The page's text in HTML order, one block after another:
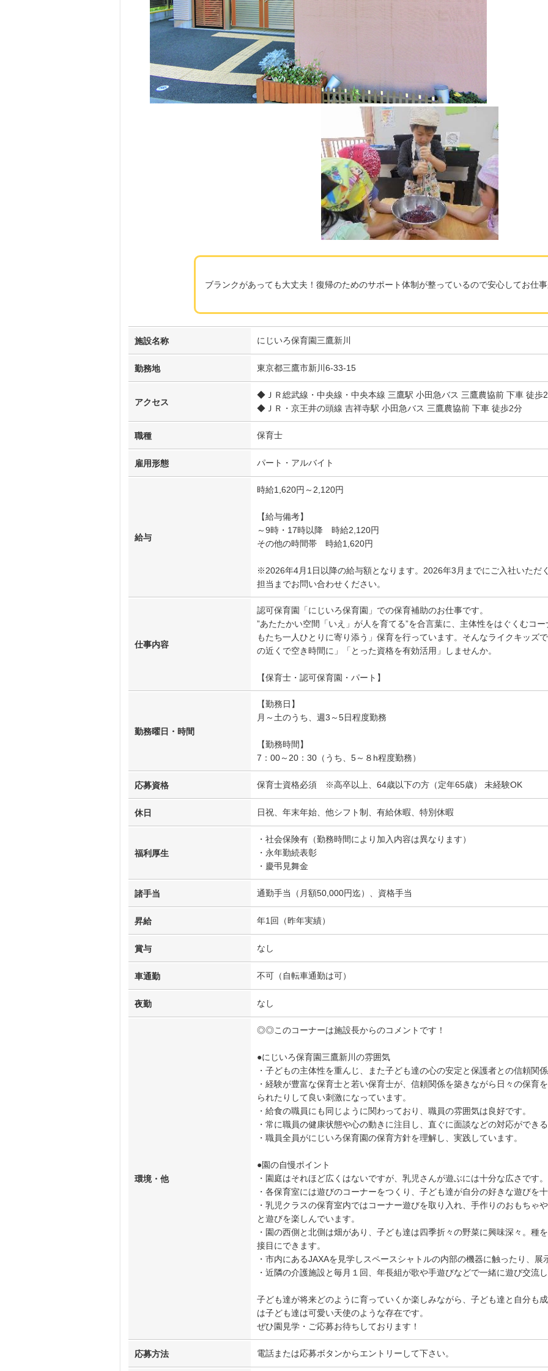
ブランクがあっても大丈夫！復帰のためのサポート体制が整っているので安心してお仕事
施設名称 にじいろ保育園三鷹新川
勤務地 東京都三鷹市新川6-33-15
アクセス
◆ＪＲ総武線・中央線・中央本線 三鷹駅 小田急バス 三鷹農協前 下車 徒歩
◆ＪＲ・京王井の頭線 吉祥寺駅 小田急バス 三鷹農協前 下車 徒歩2分
職種 保育士
雇用形態 パート・アルバイト
給与
時給1,620円～2,120円
【給与備考】
～9時・17時以降 時給2,120円
その他の時間帯 時給1,620円
※2026年4月1日以降の給与額となります。2026年3月までにご入社いただ
担当までお問い合わせください。
仕事内容
認可保育園「にじいろ保育園」での保育補助のお仕事です。
”あたたかい空間「いえ」が人を育てる”を合言葉に、主体性をはぐくむコ
もたち一人ひとりに寄り添う」保育を行っています。そんなライクキッズ
の近くで空き時間に」「とった資格を有効活用」しませんか。
【保育士・認可保育園・パート】
勤務曜日・時間
【勤務日】
月～土のうち、週3～5日程度勤務
【勤務時間】
7：00～20：30（うち、5～８h程度勤務）
応募資格 保育士資格必須 ※高卒以上、64歳以下の方（定年65歳） 未経験OK
休日 日祝、年末年始、他シフト制、有給休暇、特別休暇
福利厚生
・社会保険有（勤務時間により加入内容は異なります）
・永年勤続表彰
・慶弔見舞金
諸手当 通勤手当（月額50,000円迄）、資格手当
昇給 年1回（昨年実績）
賞与 なし
車通勤 不可（自転車通勤は可）
夜勤 なし
環境・他
◎◎このコーナーは施設長からのコメントです！
●にじいろ保育園三鷹新川の雰囲気
・子どもの主体性を重んじ、また子ども達の心の安定と保護者との信頼関
・経験が豊富な保育士と若い保育士が、信頼関係を築きながら日々の保育
られたりして良い刺激になっています。
・給食の職員にも同じように関わっており、職員の雰囲気は良好です。
・常に職員の健康状態や心の動きに注目し、直ぐに面談などの対応ができ
・職員全員がにじいろ保育園の保育方針を理解し、実践しています。
●園の自慢ポイント
・園庭はそれほど広くはないですが、乳児さんが遊ぶには十分な広さです。
・各保育室には遊びのコーナーをつくり、子ども達が自分の好きな遊びを
・乳児クラスの保育室内ではコーナー遊びを取り入れ、手作りのおもちゃ
と遊びを楽しんでいます。
・園の西側と北側は畑があり、子ども達は四季折々の野菜に興味深々。種
接目にできます。
・市内にあるJAXAを見学しスペースシャトルの内部の機器に触ったり、展
・近隣の介護施設と毎月１回、年長組が歌や手遊びなどで一緒に遊び交流し
子ども達が将来どのように育っていくか楽しみながら、子ども達と自分も
は子ども達は可愛い天使のような存在です。
ぜひ園見学・ご応募お待ちしております！
応募方法 電話または応募ボタンからエントリーして下さい。